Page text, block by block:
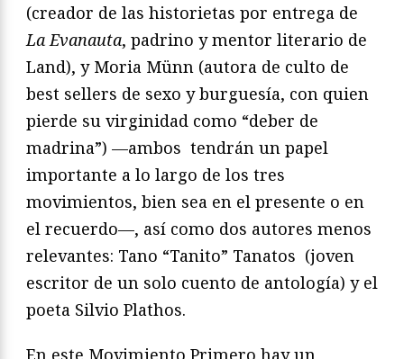
(creador de las historietas por entrega de
La Evanauta, padrino y mentor literario de
Land), y Moria Münn (autora de culto de
best sellers de sexo y burguesía, con quien
pierde su virginidad como “deber de
madrina”) —ambos tendrán un papel
importante a lo largo de los tres
movimientos, bien sea en el presente o en
el recuerdo—, así como dos autores menos
relevantes: Tano “Tanito” Tanatos (joven
escritor de un solo cuento de antología) y el
poeta Silvio Plathos.
En este Movimiento Primero hay un